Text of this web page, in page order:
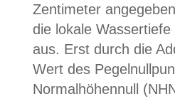
Zentimeter
die lokale
aus. Erst durch die
Wert des
Normalhöhennull